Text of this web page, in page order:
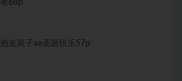
者68p
抱走莫子aa圣诞快乐57p